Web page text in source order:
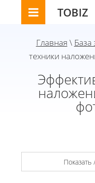
TOBIZ
Главная \ База
техники
Показать